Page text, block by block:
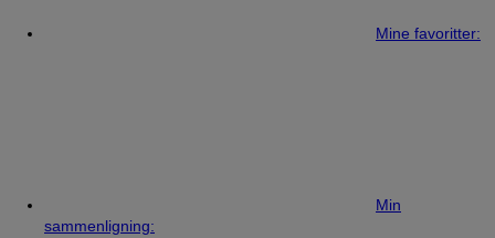
Mine favoritter:
Min
sammenligning: